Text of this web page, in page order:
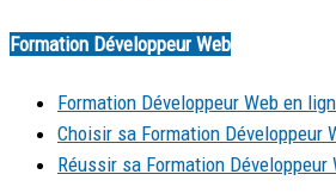
Formation Développeur Web
Formation Développeur Web en
Choisir sa Formation Développeur
Réussir sa Formation Développeur